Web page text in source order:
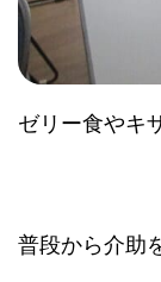
ゼリー食やキ
普段から介助